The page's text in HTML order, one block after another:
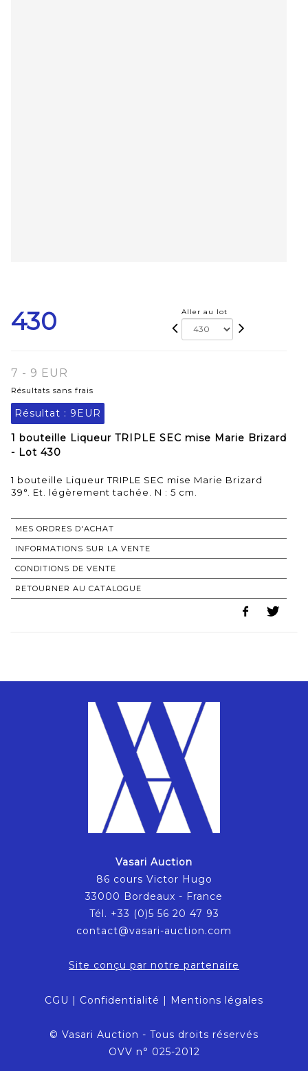
430 Aller au lot
7 - 9 EUR
Résultats sans frais
Résultat : 9EUR
1 bouteille Liqueur TRIPLE SEC mise Marie Brizard
- Lot 430
1 bouteille Liqueur TRIPLE SEC mise Marie Brizard
MES ORDRES D'ACHAT
INFORMATIONS SUR LA VENTE
CONDITIONS DE VENTE
RETOURNER AU CATALOGUE
Vasari Auction
86 cours Victor Hugo
33000 Bordeaux - France
Tél. +33 (0)5 56 20 47 93
contact@vasari-auction.com
Site conçu par notre partenaire
CGU | Confidentialité | Mentions légales
© Vasari Auction - Tous droits réservés
OVV n° 025-2012